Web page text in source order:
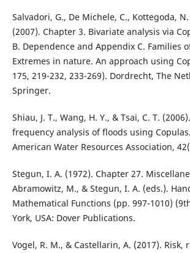
Salvadori, G., De Michele, C., Kottegoda, N.
(2007). Chapter 3. Bivariate analysis via
B. Dependence and Appendix C. Families
Extremes in nature. An approach using
175, 219-232, 233-269). Dordrecht, The
Springer.
Shiau, J. T., Wang, H. Y., & Tsai, C. T.
frequency analysis of floods using
American Water Resources Association,
Stegun, I. A. (1972). Chapter 27.
Abramowitz, M., & Stegun, I. A. (eds.).
Mathematical Functions (pp. 997-1010)
York, USA: Dover Publications.
Vogel, R. M., & Castellarin, A. (2017). Risk,